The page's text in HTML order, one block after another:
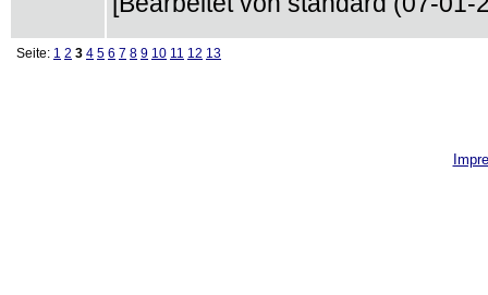
Seite: 1 2 3 4 5 6 7 8 9 10 11 12 13